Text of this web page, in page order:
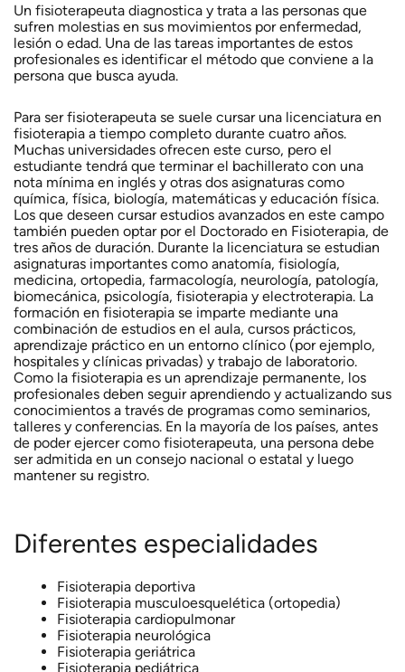
Un fisioterapeuta diagnostica y trata a las personas que
sufren molestias en sus movimientos por enfermedad,
lesión o edad. Una de las tareas importantes de estos
profesionales es identificar el método que conviene a la
persona que busca ayuda.
Para ser fisioterapeuta se suele cursar una licenciatura en
fisioterapia a tiempo completo durante cuatro años.
Muchas universidades ofrecen este curso, pero el
estudiante tendrá que terminar el bachillerato con una
nota mínima en inglés y otras dos asignaturas como
química, física, biología, matemáticas y educación física.
Los que deseen cursar estudios avanzados en este campo
también pueden optar por el Doctorado en Fisioterapia, de
tres años de duración. Durante la licenciatura se estudian
asignaturas importantes como anatomía, fisiología,
medicina, ortopedia, farmacología, neurología, patología,
biomecánica, psicología, fisioterapia y electroterapia. La
formación en fisioterapia se imparte mediante una
combinación de estudios en el aula, cursos prácticos,
aprendizaje práctico en un entorno clínico (por ejemplo,
hospitales y clínicas privadas) y trabajo de laboratorio.
Como la fisioterapia es un aprendizaje permanente, los
profesionales deben seguir aprendiendo y actualizando sus
conocimientos a través de programas como seminarios,
talleres y conferencias. En la mayoría de los países, antes
de poder ejercer como fisioterapeuta, una persona debe
ser admitida en un consejo nacional o estatal y luego
mantener su registro.
Diferentes especialidades
Fisioterapia deportiva
Fisioterapia musculoesquelética (ortopedia)
Fisioterapia cardiopulmonar
Fisioterapia neurológica
Fisioterapia geriátrica
Fisioterapia pediátrica